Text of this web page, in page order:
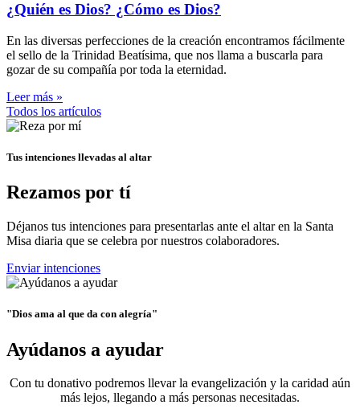
¿Quién es Dios? ¿Cómo es Dios?
En las diversas perfecciones de la creación encontramos fácilmente
el sello de la Trinidad Beatísima, que nos llama a buscarla para
gozar de su compañía por toda la eternidad.
Leer más »
Todos los artículos
Tus intenciones llevadas al altar
Rezamos por tí
Déjanos tus intenciones para presentarlas ante el altar en la Santa
Misa diaria que se celebra por nuestros colaboradores.
Enviar intenciones
"Dios ama al que da con alegría"
Ayúdanos a ayudar
Con tu donativo podremos llevar la evangelización y la caridad aún
más lejos, llegando a más personas necesitadas.